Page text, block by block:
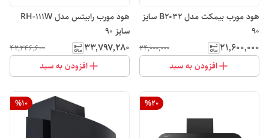
هود مورب بیمکث مدل B2032 سایز
90
۲۱٬۶۰۰٬۰۰۰ ۲۴٬۰۰۰٬۰۰۰
افزودن به سبد
هود مورب رابیتس مدل RH-111W
سایز 90
۳۳٬۷۹۷٬۲۸۰ ۴۲٬۲۴۶٬۶۰۰
افزودن به سبد
%20
%10